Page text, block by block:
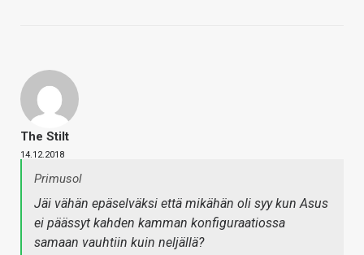
The Stilt
14.12.2018
Primusol
Jäi vähän epäselväksi että mikähän oli syy kun Asus
ei päässyt kahden kamman konfiguraatiossa
samaan vauhtiin kuin neljällä?